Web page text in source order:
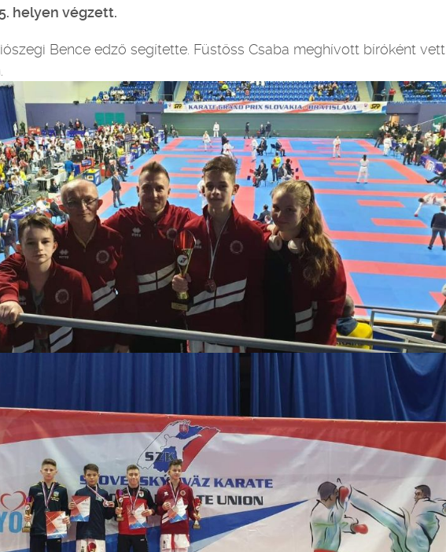
helyen végzett.
Bence edző segítette. Füstöss Csaba meghívott bíróként vett